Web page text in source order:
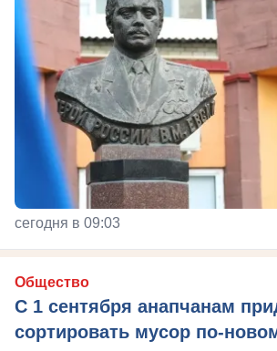
сегодня в 09:03
Общество
С 1 сентября анапчанам
сортировать мусор по-